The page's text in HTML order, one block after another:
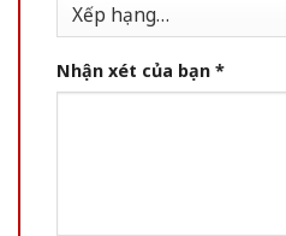
Nhận xét của bạn *